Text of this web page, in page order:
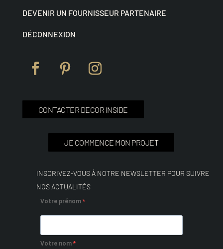
DEVENIR UN FOURNISSEUR PARTENAIRE
DÉCONNEXION
CONTACTER DECOR INSIDE
JE COMMENCE MON PROJET
INSCRIVEZ-VOUS À NOTRE NEWSLETTER POUR SUIVRE
NOS ACTUALITÉS
Votre prénom
Votre nom